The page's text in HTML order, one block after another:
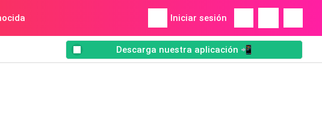
Iniciar sesión
Descarga nuestra aplicación 📲